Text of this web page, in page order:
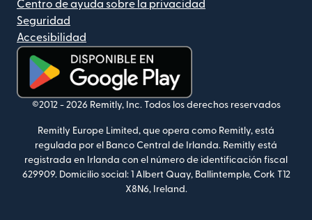
Centro de ayuda sobre la privacidad
Seguridad
Accesibilidad
(se abre en una ventana nueva)
©2012 - 2026 Remitly, Inc. Todos los derechos reservados
Remitly Europe Limited, que opera como Remitly, está
regulada por el Banco Central de Irlanda. Remitly está
registrada en Irlanda con el número de identificación fiscal
629909. Domicilio social: 1 Albert Quay, Ballintemple, Cork T12
X8N6, Ireland.